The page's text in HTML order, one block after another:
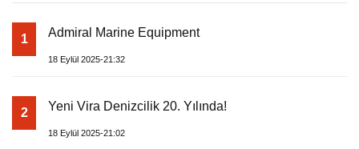
1 Admiral Marine Equipment
18 Eylül 2025-21:32
2 Yeni Vira Denizcilik 20. Yılında!
18 Eylül 2025-21:02